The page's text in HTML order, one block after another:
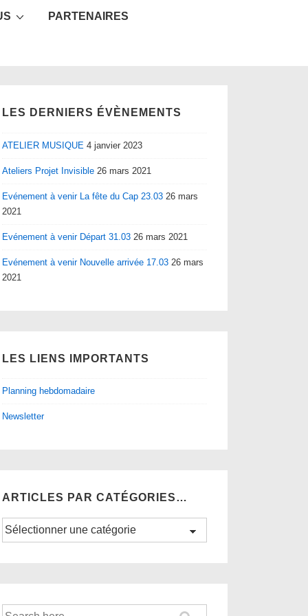
PARTENAIRES
LES DERNIERS ÉVÈNEMENTS
ATELIER MUSIQUE 4 janvier 2023
Ateliers Projet Invisible 26 mars 2021
Evénement à venir La fête du Cap 23.03 26 mars
2021
Evénement à venir Départ 31.03 26 mars 2021
Evénement à venir Nouvelle arrivée 17.03 26 mars
2021
LES LIENS IMPORTANTS
Planning hebdomadaire
Newsletter
ARTICLES PAR CATÉGORIES…
Articles
Recherche